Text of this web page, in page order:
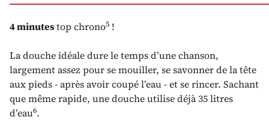
4 minutestop chrono5 !
La douche idéale dure le temps d’une chanson,
largement assez pour se mouiller, se savonner de la tête
aux pieds - après avoir coupé l’eau - et se rincer. Sachant
que même rapide, une douche utilise déjà 35 litres
d’eau6.